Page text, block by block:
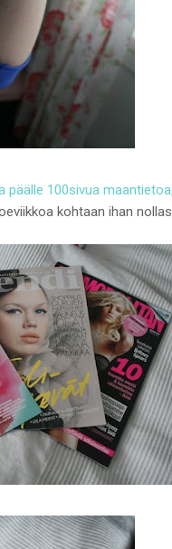
päälle 100sivua
kohtaan ihan